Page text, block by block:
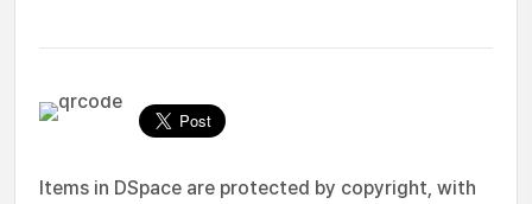
Items in DSpace are protected by copyright, with